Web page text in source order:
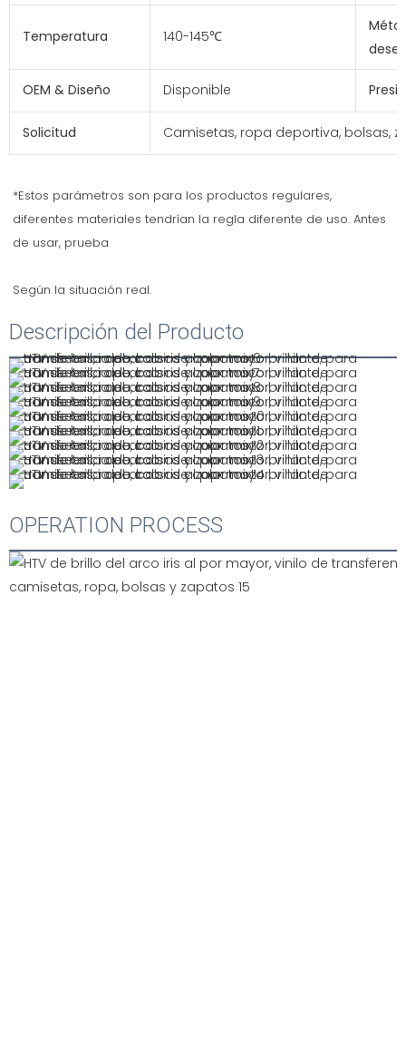
Temperatura 140-145℃
OEM & Diseño Disponible
Solicitud Camisetas, ropa deportiva, bolsas,
*Estos parámetros son para los productos regulares,
diferentes materiales tendrían la regla diferente de uso. Antes
Descripción del Producto
OPERATION PROCESS